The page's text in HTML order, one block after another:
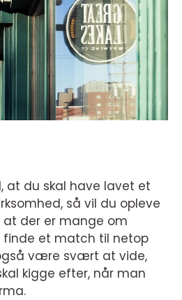
at du skal have lavet et
så vil du opleve
at der er mange om
finde et match til netop
være svært at vide,
kigge efter, når man